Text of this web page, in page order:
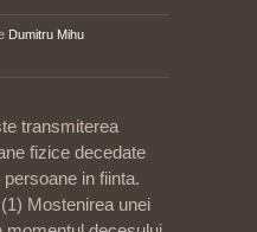
Dumitru Mihu
transmiterea
fizice decedate
in fiinta.
Mostenirea unei